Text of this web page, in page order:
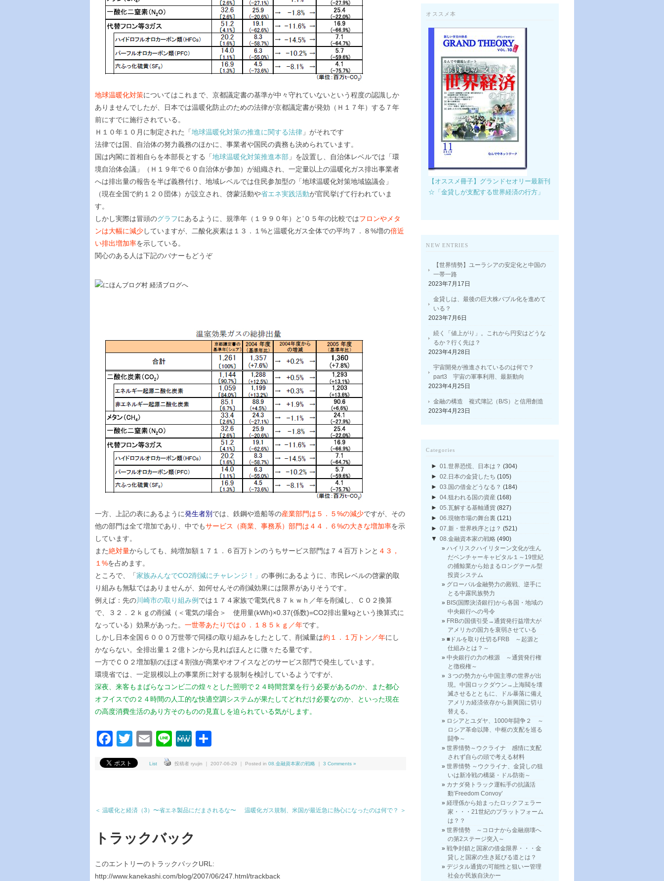
地球温暖化対策についてはこれまで、京都議定書の基準が中々守れていないという程度の認識しか
ありませんでしたが、日本では温暖化防止のための法律が京都議定書が発効（Ｈ１７年）する７年
前にすでに施行されている。
Ｈ１０年１０月に制定された「地球温暖化対策の推進に関する法律 」がそれです
法律では国、自治体の努力義務のほかに、事業者や国民の責務も決められています。
国は内閣に首相自らを本部長とする「地球温暖化対策推進本部 」を設置し、自治体レベルでは「環
境自治体会議」（Ｈ１９年で６０自治体が参加）が組織され、一定量以上の温暖化ガス排出事業者
へは排出量の報告を半ば義務付け、地域レベルでは住民参加型の「地球温暖化対策地域協議会」
（現在全国で約１２０団体）が設立され、啓蒙活動や省エネ実践活動が官民挙げて行われていま
す。
しかし実際は冒頭のグラフにあるように、規準年（１９９０年）と’０５年の比較ではフロンやメタ
ンは大幅に減少していますが、二酸化炭素は１３．１%と温暖化ガス全体での平均７．８%増の倍近
い排出増加率を示している。
関心のある人は下記のバナーもどうぞ
一方、上記の表にあるように発生者別 では、鉄鋼や造船等の産業部門は５．５%の減少ですが、その
他の部門は全て増加であり、中でもサービス（商業、事務系）部門は４４．６%の大きな増加率を示
しています。
また絶対量からしても、純増加額１７１．６百万トンのうちサービス部門は７４百万トンと ４３，
１%を占めます。
ところで、「家族みんなでCO2削減にチャレンジ！」 の事例にあるように、市民レベルの啓蒙的取
り組みも無駄ではありませんが、如何せんその削減効果には限界がありそうです。
例えば：先の川崎市の取り組み例 では１７４家族で電気代８７ｋｗｈ／年を削減し、ＣＯ２換算
で、３２．２ｋｇの削減（＜電気の場合＞ 使用量(kWh)×0.37(係数)=CO2排出量kgという換算式に
なっている）効果があった。 一世帯あたりでは０．１８５ｋｇ／年です。
しかし日本全国６０００万世帯で同様の取り組みをしたとして、削減量は約１．１万トン／年にし
かならない。全排出量１２億トンから見ればほんとに微々たる量です。
一方でＣＯ２増加額のほぼ４割強が商業やオフイスなどのサービス部門で発生しています。
環境省では、一定規模以上の事業所に対する規制を検討しているようですが、
深夜、来客もまばらなコンビ二の煌々とした照明で２４時間営業を行う必要があるのか、また都心
オフイスでの２４時間の人工的な快適空調システムが果たしてどれだけ必要なのか、といった現在
の高度消費生活のあり方そのものの見直しを迫られている気がします。
Facebook
Twitter
EmailLineMeWe
List 投稿者 ryujin ｜ 2007-06-29 ｜ Posted in 08.金融資本家の戦略 3 Comments »
＜ 温暖化と経済（3）〜省エネ製品にだまされるな〜 温暖化ガス規制、米国が最近急に熱心になったのは何で？ ＞
トラックバック
このエントリーのトラックバックURL:
http://www.kanekashi.com/blog/2007/06/247.html/trackback
オススメ本
【オススメ冊子】グランドセオリー最新刊
☆「金貸しが支配する世界経済の行方」
NEW ENTRIES
【世界情勢】ユーラシアの安定化と中国の
一帯一路
2023年7月17日
金貸しは、最後の巨大株バブル化を進めて
いる？
2023年7月6日
続く「値上がり」。これから円安はどうな
るか？行く先は？
2023年4月28日
宇宙開発が推進されているのは何で？
part3 宇宙の軍事利用、最新動向
2023年4月25日
金融の構造 複式簿記（B/S）と信用創造
2023年4月23日
Categories
► 01.世界恐慌、日本は？ (304)
► 02.日本の金貸したち (105)
► 03.国の借金どうなる？ (184)
► 04.狙われる国の資産 (168)
► 05.瓦解する基軸通貨 (827)
► 06.現物市場の舞台裏 (121)
► 07.新・世界秩序とは？ (521)
▼ 08.金融資本家の戦略 (490)
ハイリスクハイリターン文化が生ん
だベンチャーキャピタル１～19世紀
の捕鯨業から始まるロングテール型
投資システム
グローバル金融勢力の殿戦、逆手に
とる中露民族勢力
BIS(国際決済銀行)から各国・地域の
中央銀行への号令
FRBの国債引受→通貨発行益増大が
アメリカの国力を衰弱させている
■ドルを取り仕切るFRB ～起源と
仕組みとは？～
中央銀行の力の根源 ～通貨発行権
と徴税権～
３つの勢力から中国主導の世界が出
現。中国ロックダウン→上海閥を壊
滅させるとともに、ドル暴落に備え
アメリカ経済依存から新興国に切り
替える。
ロシアとユダヤ、1000年闘争２ ～
ロシア革命以降、中枢の支配を巡る
闘争～
世界情勢～ウクライナ 感情に支配
されず自らの頭で考える材料
世界情勢 ～ウクライナ、金貸しの狙
いは新冷戦の構築・ドル防衛～
カナダ発トラック運転手の抗議活
動’Freedom Convoy’
経理係から始まったロックフェラー
家・・・21世紀のプラットフォーム
は？？
世界情勢 ～コロナから金融崩壊へ
の第2ステージ突入～
戦争封鎖と国家の借金限界・・・金
貸しと国家の生き延びる道とは？
デジタル通貨の可能性と狙いー管理
社会か民族自決かー